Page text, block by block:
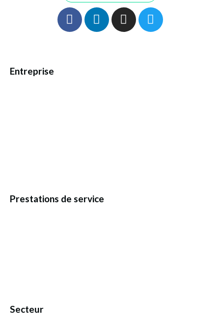
Entreprise
Prestations de service
Secteur